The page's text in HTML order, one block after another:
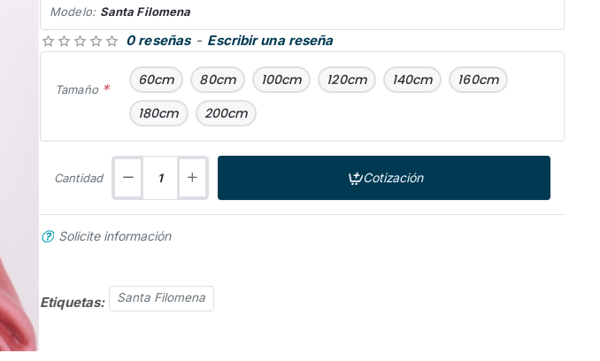
Modelo: Santa Filomena
0 reseñas - Escribir una reseña
Tamaño
60cm 80cm 100cm 120cm 140cm
160cm
180cm
200cm
Cantidad Cotización
Solicite información
Etiquetas: Santa Filomena